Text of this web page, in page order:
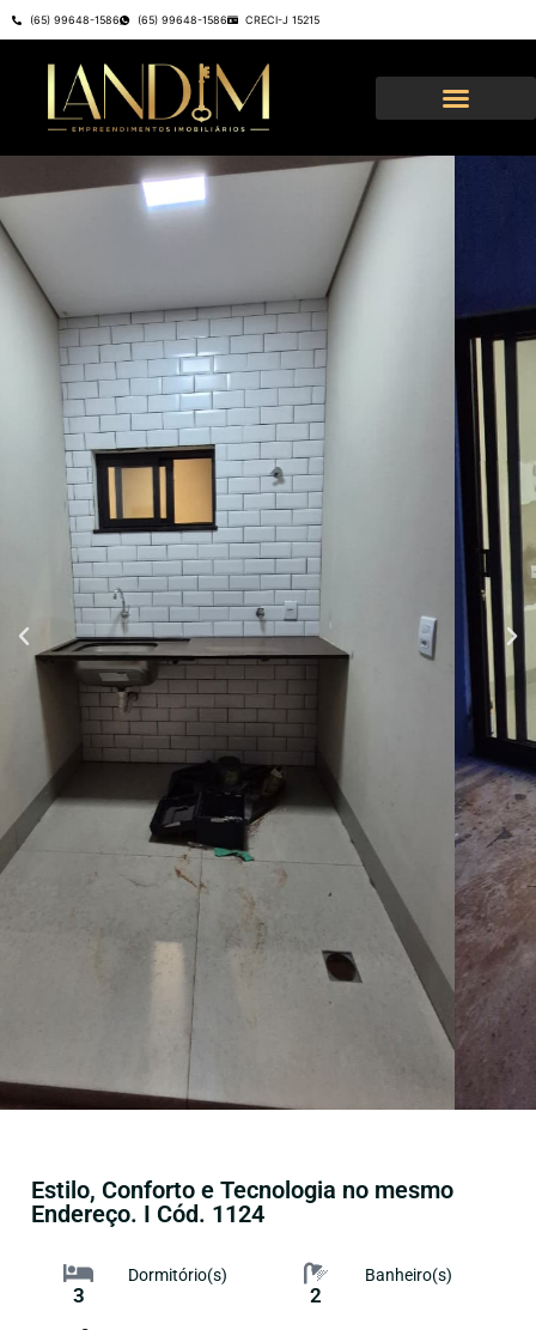
(65) 99648-1586 (65) 99648-1586 CRECI-J 15215
Estilo, Conforto e Tecnologia no mesmo
Endereço. I Cód. 1124
3
Dormitório(s)
2
Banheiro(s)